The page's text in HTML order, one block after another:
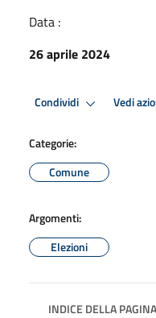
Data :
26 aprile 2024
Condividi Vedi
Categorie:
Comune
Argomenti:
Elezioni
INDICE DELLA PAGINA